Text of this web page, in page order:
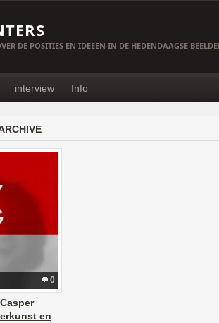
DE POSITIES EN IDEEËN IN DE HEDENDAAGSE
interview Info
0
en